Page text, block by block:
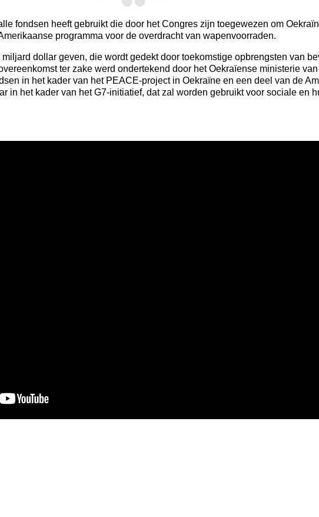
fondsen heeft gebruikt die door het Congres zijn toegewezen om
programma voor de overdracht van wapenvoorraden.
dollar geven, die wordt gedekt door toekomstige opbrengsten van
ter zake werd ondertekend door het Oekraïense ministerie
in het kader van het PEACE-project in Oekraïne en een deel van de
in het kader van het G7-initiatief, dat zal worden gebruikt voor sociale en